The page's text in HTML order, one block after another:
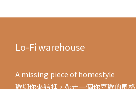
Lo-Fi warehouse
A missing piece of homestyle
歡迎你來這裡，帶走一個你喜歡的風格